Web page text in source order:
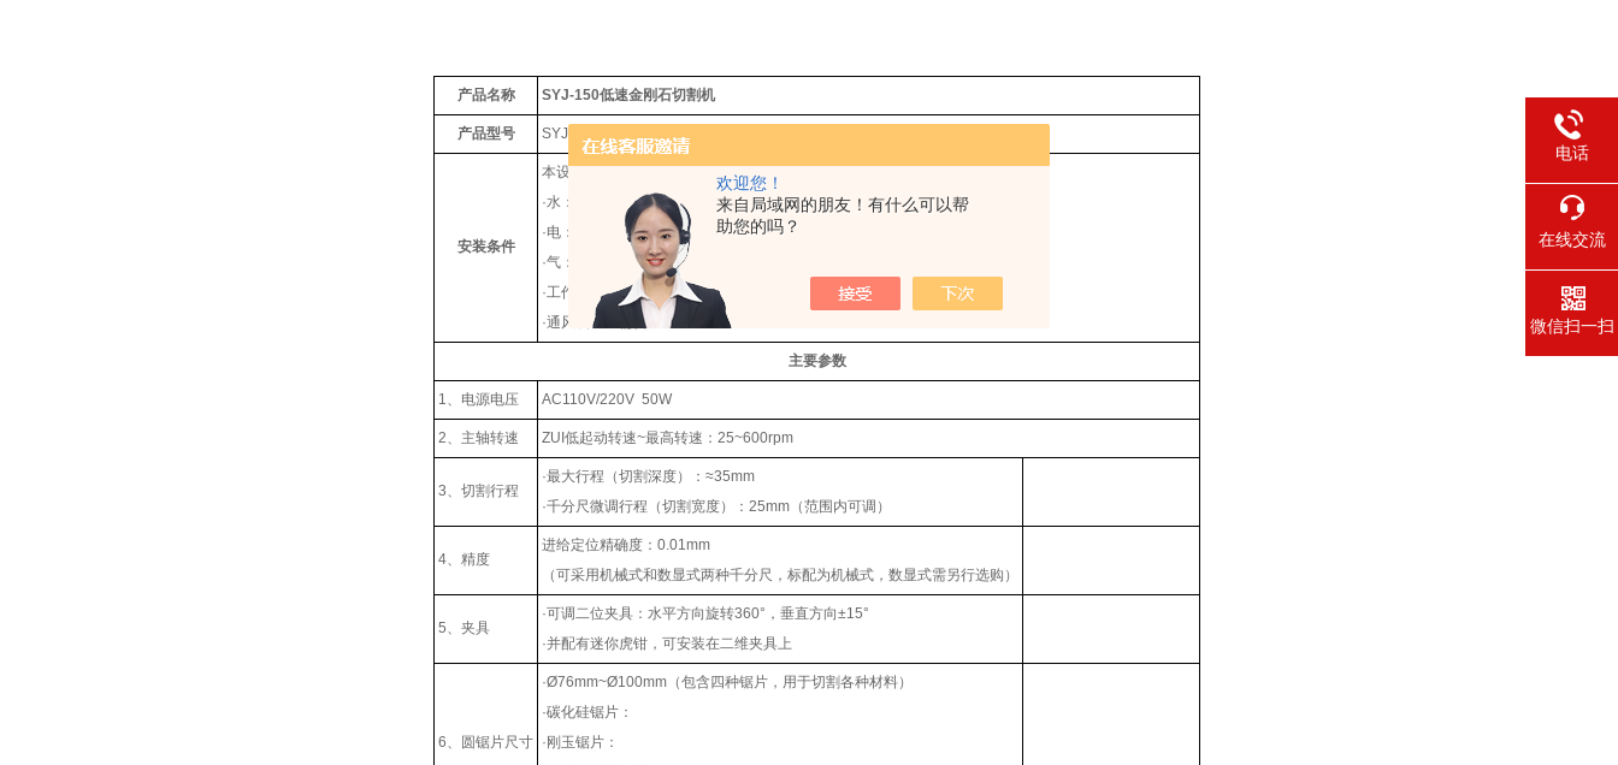
欢迎您！
来自局域网的朋友！有什么可以帮
助您的吗？
产品名称 SYJ-150低速金刚石切割机
产品型号 SYJ-150
安装条件
本设备要求在海拔1000m以下，温度25℃±15℃，湿度55%Rh±10%Rh下使用。
·水：设备配有自循环水槽（加注纯净水或者去离子水）
·电：AC220V 50Hz，必须有良好接地
·气：无
·工作台：尺寸600mm×600mm×700mm，承重50kg以上
·通风装置：需要
主要参数
1、电源电压 AC110V/220V 50W
2、主轴转速 ZUI低起动转速~最高转速：25~600rpm
3、切割行程
·最大行程（切割深度）：≈35mm
·千分尺微调行程（切割宽度）：25mm（范围内可调）
4、精度
进给定位精确度：0.01mm
（可采用机械式和数显式两种千分尺，标配为机械式，数显式需另行选购）
5、夹具
·可调二位夹具：水平方向旋转360°，垂直方向±15°
·并配有迷你虎钳，可安装在二维夹具上
6、圆锯片尺寸
·Ø76mm~Ø100mm（包含四种锯片，用于切割各种材料）
·碳化硅锯片：
·刚玉锯片：
电话
在线交流
微信扫一扫